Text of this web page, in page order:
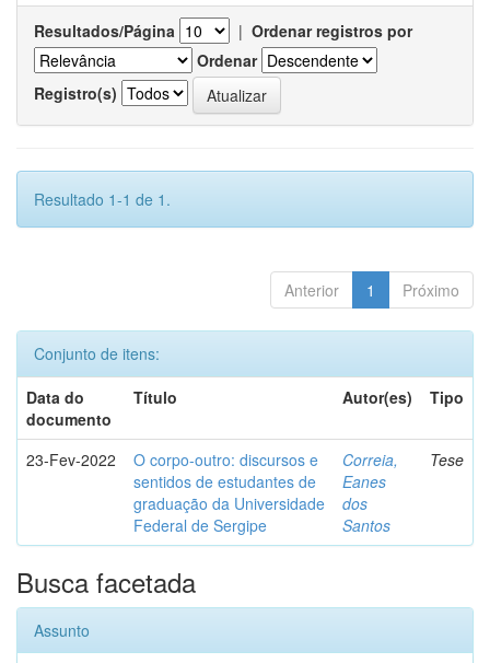
Resultados/Página | Ordenar registros por
Ordenar
Registro(s)
Resultado 1-1 de 1.
Anterior 1 Próximo
Conjunto de itens:
Data do
documento
Título Autor(es) Tipo
23-Fev-2022
O corpo-outro: discursos e
sentidos de estudantes de
graduação da Universidade
Federal de Sergipe
Correia,
Eanes
dos
Santos
Tese
Busca facetada
Assunto